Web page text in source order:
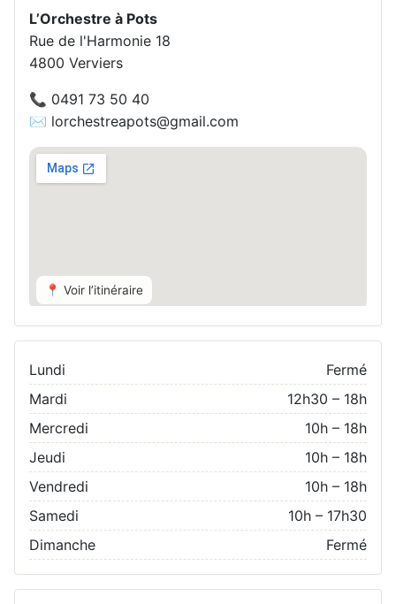
L’Orchestre à Pots
Rue de l'Harmonie 18
4800 Verviers
📞 0491 73 50 40
✉️ lorchestreapots@gmail.com
📍 Voir l’itinéraire
Lundi
Fermé
Mardi
12h30 – 18h
Mercredi
10h – 18h
Jeudi
10h – 18h
Vendredi
10h – 18h
Samedi
10h – 17h30
Dimanche
Fermé